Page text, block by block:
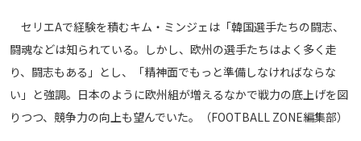
運営会社
ご利用にあたって
セリエAで経験を積むキム・ミンジェは「韓国選手たちの闘志、
闘魂などは知られている。しかし、欧州の選手たちはよく多く走
り、闘志もある」とし、「精神面でもっと準備しなければならな
い」と強調。日本のように欧州組が増えるなかで戦力の底上げを図
りつつ、競争力の向上も望んでいた。（FOOTBALL ZONE編集部）